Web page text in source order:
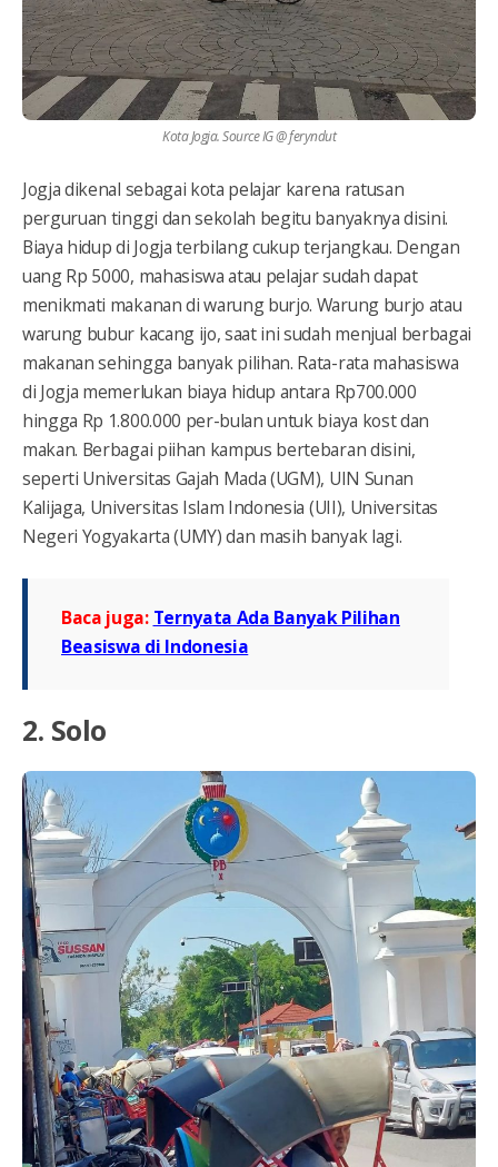
Kota Jogja. Source IG @ feryndut
Jogja dikenal sebagai kota pelajar karena ratusan
perguruan tinggi dan sekolah begitu banyaknya disini.
Biaya hidup di Jogja terbilang cukup terjangkau. Dengan
uang Rp 5000, mahasiswa atau pelajar sudah dapat
menikmati makanan di warung burjo. Warung burjo atau
warung bubur kacang ijo, saat ini sudah menjual berbagai
makanan sehingga banyak pilihan. Rata-rata mahasiswa
di Jogja memerlukan biaya hidup antara Rp700.000
hingga Rp 1.800.000 per-bulan untuk biaya kost dan
makan. Berbagai piihan kampus bertebaran disini,
seperti Universitas Gajah Mada (UGM), UIN Sunan
Kalijaga, Universitas Islam Indonesia (UII), Universitas
Negeri Yogyakarta (UMY) dan masih banyak lagi.
Baca juga: Ternyata Ada Banyak Pilihan
Beasiswa di Indonesia
2. Solo